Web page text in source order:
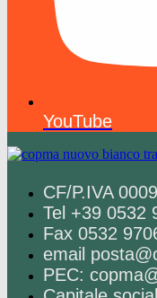
YouTube
CF/P.IVA
Tel +39 0532
Fax 0532
email
PEC: